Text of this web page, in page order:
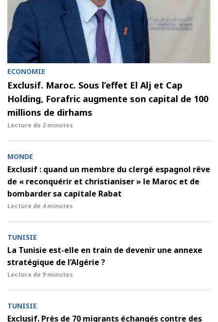
ECONOMIE
Exclusif. Maroc. Sous l’effet El Alj et Cap
Holding, Forafric augmente son capital de 100
millions de dirhams
Lecture de 2 minutes
MONDE
Exclusif : quand un membre du clergé espagnol rêve
de « reconquérir et christianiser » le Maroc et de
bombarder sa capitale Rabat
Lecture de 4 minutes
TUNISIE
La Tunisie est-elle en train de devenir une annexe
stratégique de l’Algérie ?
Lecture de 9 minutes
TUNISIE
Exclusif. Près de 70 migrants échangés contre des